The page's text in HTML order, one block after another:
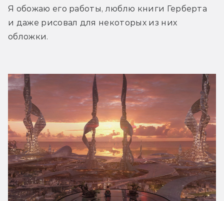
Я обожаю его работы, люблю книги Герберта
и даже рисовал для некоторых из них
обложки.